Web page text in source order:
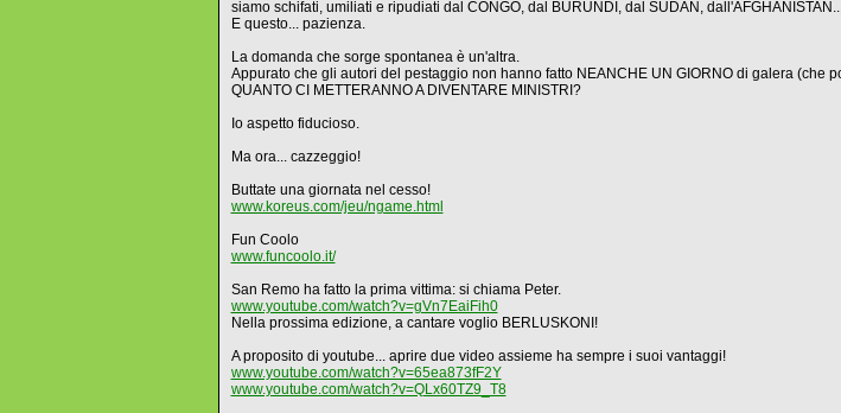
siamo schifati, umiliati e ripudiati dal CONGO, dal BURUNDI, dal SUDAN,
E questo... pazienza.
La domanda che sorge spontanea è un'altra.
Appurato che gli autori del pestaggio non hanno fatto NEANCHE UN GIORNO di galera (che
QUANTO CI METTERANNO A DIVENTARE MINISTRI?
Io aspetto fiducioso.
Ma ora... cazzeggio!
Buttate una giornata nel cesso!
www.koreus.com/jeu/ngame.html
Fun Coolo
www.funcoolo.it/
San Remo ha fatto la prima vittima: si chiama Peter.
www.youtube.com/watch?v=gVn7EaiFih0
Nella prossima edizione, a cantare voglio BERLUSKONI!
A proposito di youtube... aprire due video assieme ha sempre i suoi vantaggi!
www.youtube.com/watch?v=65ea873fF2Y
www.youtube.com/watch?v=QLx60TZ9_T8